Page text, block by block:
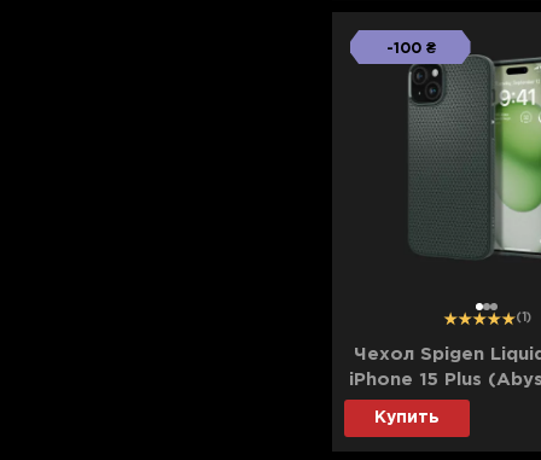
12 3
-100 ₴
(1)
Чехол Spigen
iPhone 15 Plus
Купить